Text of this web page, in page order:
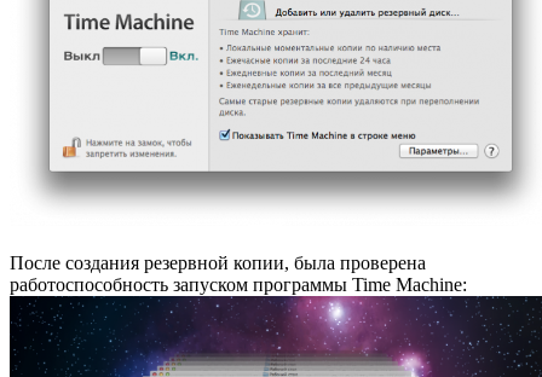
После создания резервной копии, была проверена
работоспособность запуском программы Time Machine: